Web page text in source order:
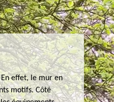
effet, le mur en
motifs. Côté